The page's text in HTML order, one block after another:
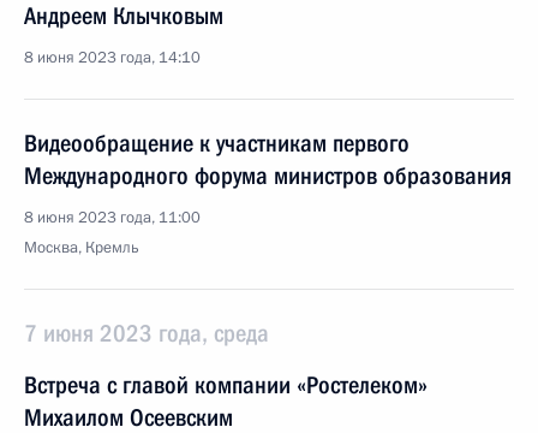
Андреем Клычковым
8 июня 2023 года, 14:10
Видеообращение к участникам первого
Международного форума министров образования
8 июня 2023 года, 11:00
Москва, Кремль
7 июня 2023 года, среда
Встреча с главой компании «Ростелеком»
Михаилом Осеевским